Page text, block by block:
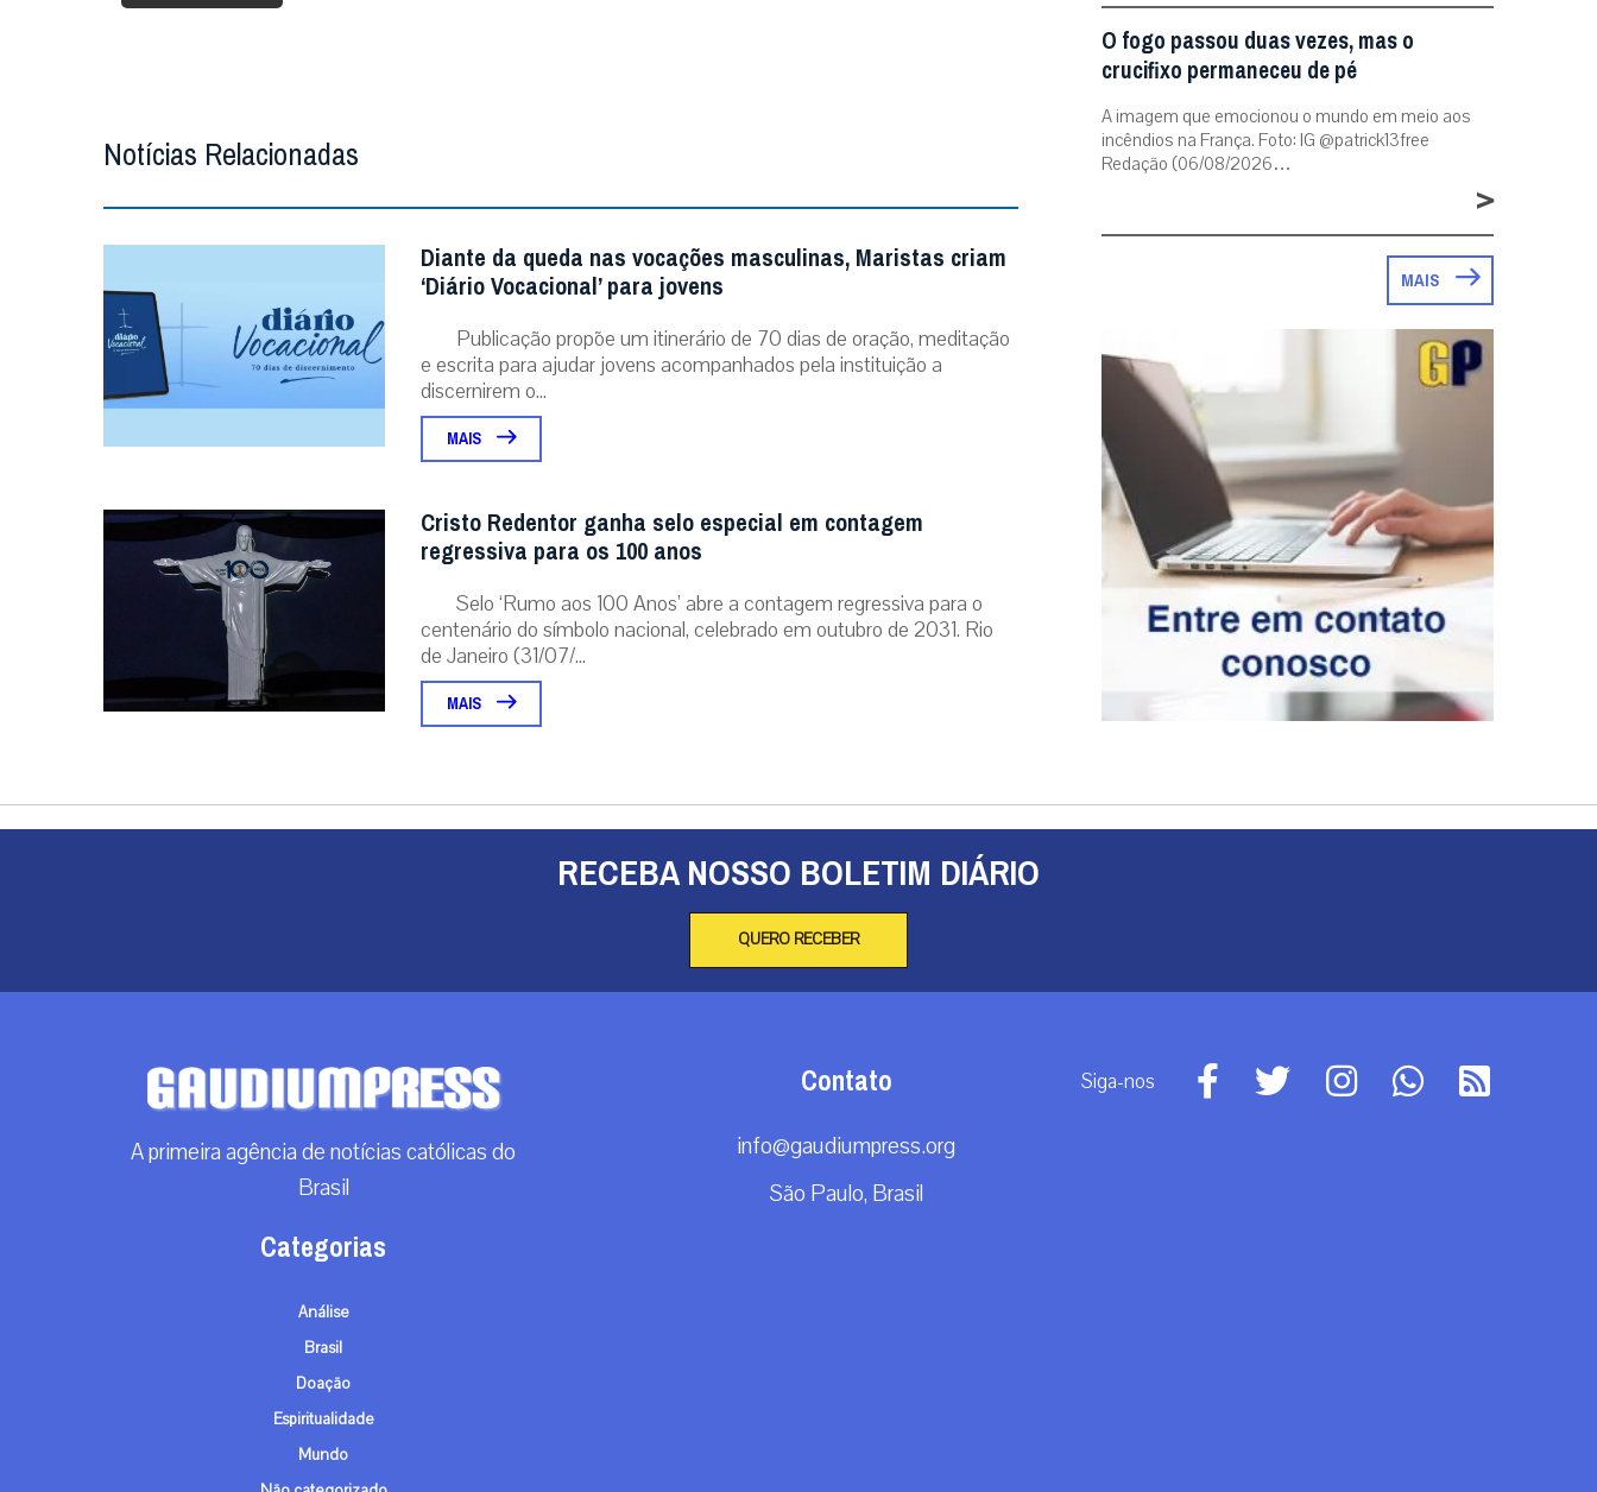
discernirem o...
MAIS
Cristo Redentor ganha selo especial em contagem
regressiva para os 100 anos
Selo ‘Rumo aos 100 Anos’ abre a contagem regressiva para o
centenário do símbolo nacional, celebrado em outubro de 2031. Rio
de Janeiro (31/07/...
MAIS
O fogo passou duas vezes, mas o
crucifixo permaneceu de pé
A imagem que emocionou o mundo em meio aos
incêndios na França. Foto: IG @patrick13free
Redação (06/08/2026…
>
MAIS
RECEBA NOSSO BOLETIM DIÁRIO
QUERO RECEBER
A primeira agência de notícias católicas do
Brasil
Categorias
Análise
Brasil
Doação
Espiritualidade
Mundo
Não categorizado
Roma
info@gaudiumpress.org
São Paulo, Brasil